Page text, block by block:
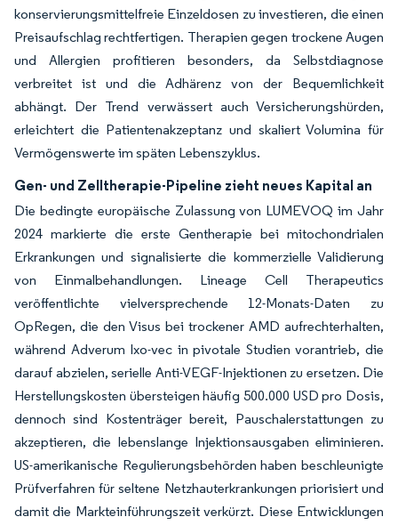
konservierungsmittelfreie Einzeldosen zu investieren, die einen
Preisaufschlag rechtfertigen. Therapien gegen trockene Augen
und Allergien profitieren besonders, da Selbstdiagnose
verbreitet ist und die Adhärenz von der Bequemlichkeit
abhängt. Der Trend verwässert auch Versicherungshürden,
erleichtert die Patientenakzeptanz und skaliert Volumina für
Vermögenswerte im späten Lebenszyklus.
Gen- und Zelltherapie-Pipeline zieht neues Kapital an
Die bedingte europäische Zulassung von LUMEVOQ im Jahr
2024 markierte die erste Gentherapie bei mitochondrialen
Erkrankungen und signalisierte die kommerzielle Validierung
von Einmalbehandlungen. Lineage Cell Therapeutics
veröffentlichte vielversprechende 12-Monats-Daten zu
OpRegen, die den Visus bei trockener AMD aufrechterhalten,
während Adverum Ixo-vec in pivotale Studien vorantrieb, die
darauf abzielen, serielle Anti-VEGF-Injektionen zu ersetzen. Die
Herstellungskosten übersteigen häufig 500.000 USD pro Dosis,
dennoch sind Kostenträger bereit, Pauschalerstattungen zu
akzeptieren, die lebenslange Injektionsausgaben eliminieren.
US-amerikanische Regulierungsbehörden haben beschleunigte
Prüfverfahren für seltene Netzhauterkrankungen priorisiert und
damit die Markteinführungszeit verkürzt. Diese Entwicklungen